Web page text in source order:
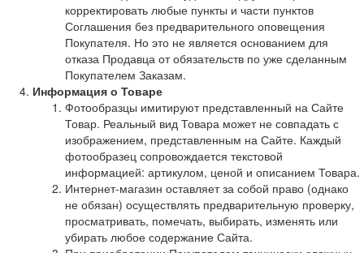
корректировать любые пункты и части пунктов
Соглашения без предварительного оповещения
Покупателя. Но это не является основанием для
отказа Продавца от обязательств по уже сделанным
Покупателем Заказам.
Информация о Товаре
Фотообразцы имитируют представленный на Сайте
Товар. Реальный вид Товара может не совпадать с
изображением, представленным на Сайте. Каждый
фотообразец сопровождается текстовой
информацией: артикулом, ценой и описанием Товара.
Интернет-магазин оставляет за собой право (однако
не обязан) осуществлять предварительную проверку,
просматривать, помечать, выбирать, изменять или
убирать любое содержание Сайта.